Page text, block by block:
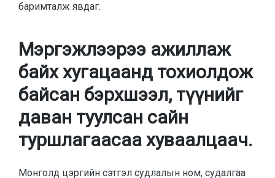
баримталж явдаг.
Мэргэжлээрээ ажиллаж
байх хугацаанд тохиолдож
байсан бэрхшээл, түүнийг
даван туулсан сайн
туршлагаасаа хуваалцаач.
Монголд цэргийн сэтгэл судлалын ном, судалгаа